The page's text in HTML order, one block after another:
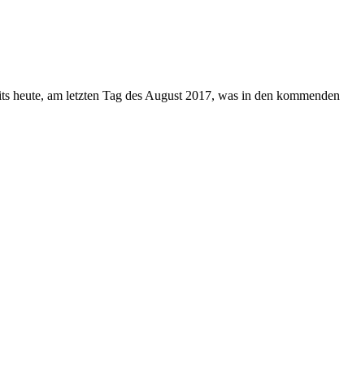
am letzten Tag des August 2017, was in den kommenden